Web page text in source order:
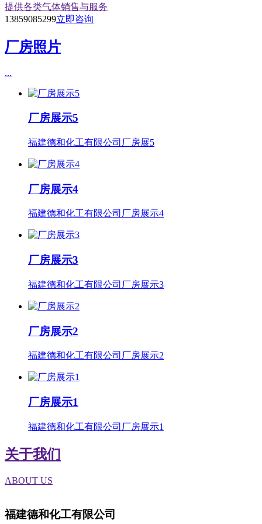
提供各类气体销售与服务
13859085299立即咨询
厂房照片
...
厂房展示5
福建德和化工有限公司厂房展5
厂房展示4
福建德和化工有限公司厂房展示4
厂房展示3
福建德和化工有限公司厂房展示3
厂房展示2
福建德和化工有限公司厂房展示2
厂房展示1
福建德和化工有限公司厂房展示1
关于我们
ABOUT US
福建德和化工有限公司